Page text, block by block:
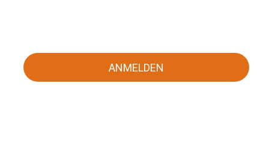
ANMELDEN